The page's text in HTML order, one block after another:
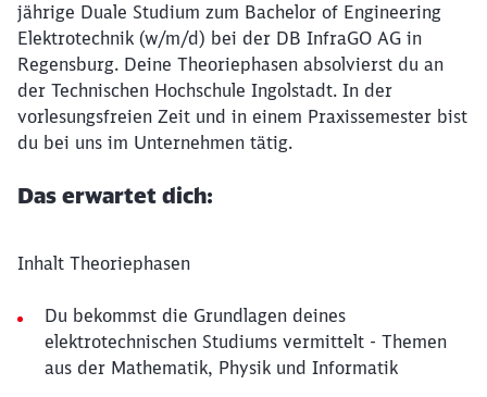
jährige Duale Studium zum Bachelor of Engineering
Elektrotechnik (w/m/d) bei der DB InfraGO AG in
Regensburg. Deine Theoriephasen absolvierst du an
der Technischen Hochschule Ingolstadt. In der
vorlesungsfreien Zeit und in einem Praxissemester bist
du bei uns im Unternehmen tätig.
Das erwartet dich:
Inhalt Theoriephasen
Du bekommst die Grundlagen deines
elektrotechnischen Studiums vermittelt - Themen
aus der Mathematik, Physik und Informatik